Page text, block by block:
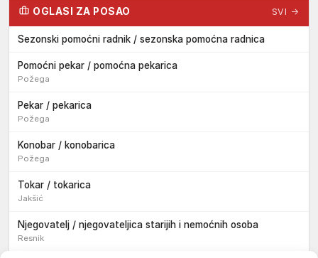
OGLASI ZA POSAO SVI →
Sezonski pomoćni radnik / sezonska pomoćna radnica
Pomoćni pekar / pomoćna pekarica
Požega
Pekar / pekarica
Požega
Konobar / konobarica
Požega
Tokar / tokarica
Jakšić
Njegovatelj / njegovateljica starijih i nemoćnih osoba
Resnik